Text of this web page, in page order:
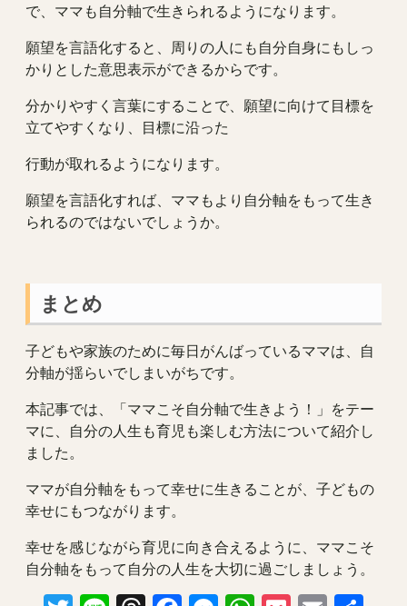
で、ママも自分軸で生きられるようになります。
願望を言語化すると、周りの人にも自分自身にもしっ
かりとした意思表示ができるからです。
分かりやすく言葉にすることで、願望に向けて目標を
立てやすくなり、目標に沿った
行動が取れるようになります。
願望を言語化すれば、ママもより自分軸をもって生き
られるのではないでしょうか。
まとめ
子どもや家族のために毎日がんばっているママは、自
分軸が揺らいでしまいがちです。
本記事では、「ママこそ自分軸で生きよう！」をテー
マに、自分の人生も育児も楽しむ方法について紹介し
ました。
ママが自分軸をもって幸せに生きることが、子どもの
幸せにもつながります。
幸せを感じながら育児に向き合えるように、ママこそ
自分軸をもって自分の人生を大切に過ごしましょう。